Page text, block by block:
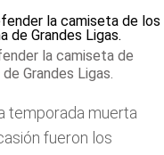
la camiseta de
Grandes Ligas.
temporada muerta
fueron los